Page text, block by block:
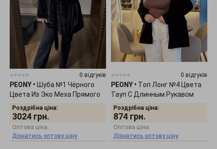
0 відгуків
PEONY •
Шуба №1 Чёрного
Цвета Из Эко Меха Прямого
Силуэта 1501261
Роздрібна ціна:
3024 грн.
Оптова ціна:
Дізнатись оптову ціну
0 відгуків
PEONY • Tоп Лонг №4 Цвета
Тауп С Длинным Рукавом
0511251
Роздрібна ціна:
874 грн.
Оптова ціна:
Дізнатись оптову ціну